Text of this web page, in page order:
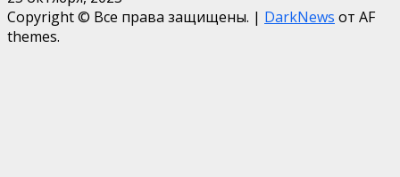
Copyright © Все права защищены. | DarkNews от AF
themes.